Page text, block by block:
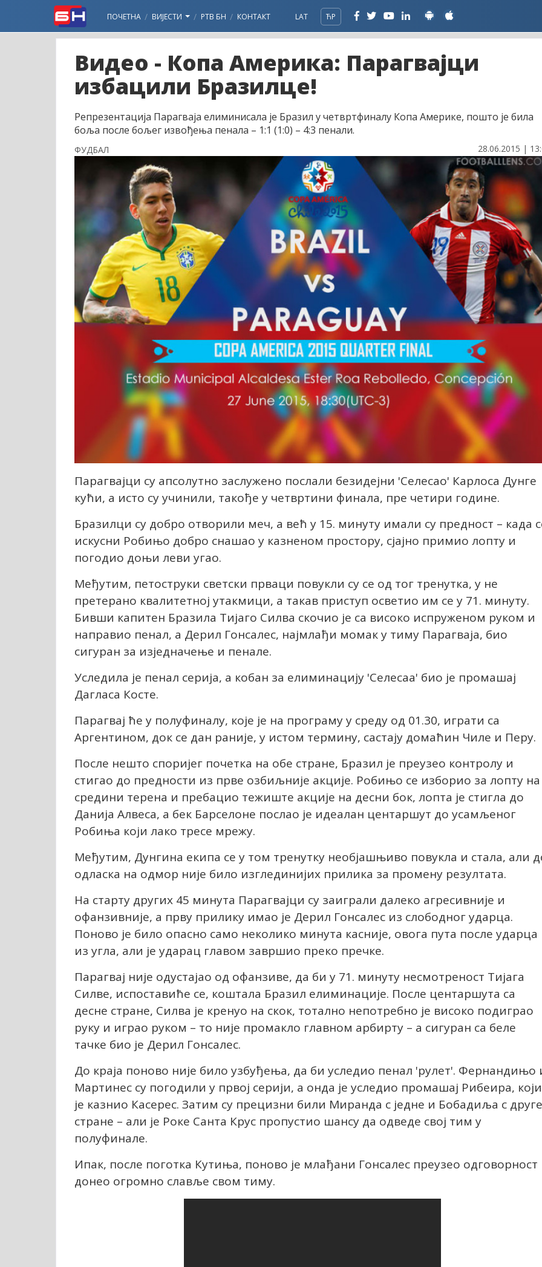
ПОЧЕТНА ВИЈЕСТИ РТВ БН КОНТАКТ LAT ЋР
Видео - Копа Америка: Парагвајци
избацили Бразилце!
Репрезентација Парагваја елиминисала је Бразил у четвртфиналу Копа Америке, пошто је била
боља после бољег извођења пенала – 1:1 (1:0) – 4:3 пенали.
ФУДБАЛ 28.06.2015 |
Парагвајци су апсолутно заслужено послали безидејни 'Селесао' Карлоса Дунге
кући, а исто су учинили, такође у четвртини финала, пре четири године.
Бразилци су добро отворили меч, а већ у 15. минуту имали су предност – када
искусни Робињо добро снашао у казненом простору, сјајно примио лопту и
погодио доњи леви угао.
Међутим, петоструки светски прваци повукли су се од тог тренутка, у не
претерано квалитетној утакмици, а такав приступ осветио им се у 71. минуту.
Бивши капитен Бразила Тијаго Силва скочио је са високо испруженом руком и
направио пенал, а Дерил Гонсалес, најмлађи момак у тиму Парагваја, био
сигуран за изједначење и пенале.
Уследила је пенал серија, а кобан за елиминацију 'Селесаа' био је промашај
Дагласа Косте.
Парагвај ће у полуфиналу, које је на програму у среду од 01.30, играти са
Аргентином, док се дан раније, у истом термину, састају домаћин Чиле и Перу.
После нешто споријег почетка на обе стране, Бразил је преузео контролу и
стигао до предности из прве озбиљније акције. Робињо се изборио за лопту на
средини терена и пребацио тежиште акције на десни бок, лопта је стигла до
Данија Алвеса, а бек Барселоне послао је идеалан центаршут до усамљеног
Робиња који лако тресе мрежу.
Међутим, Дунгина екипа се у том тренутку необјашњиво повукла и стала, али
одласка на одмор није било изглединијих прилика за промену резултата.
На старту других 45 минута Парагвајци су заиграли далеко агресивније и
офанзивније, а прву прилику имао је Дерил Гонсалес из слободног ударца.
Поново је било опасно само неколико минута касније, овога пута после ударца
из угла, али је ударац главом завршио преко пречке.
Парагвај није одустајао од офанзиве, да би у 71. минуту несмотреност Тијага
Силве, испоставиће се, коштала Бразил елиминације. После центаршута са
десне стране, Силва је кренуо на скок, тотално непотребно је високо подиграо
руку и играо руком – то није промакло главном арбирту – а сигуран са беле
тачке био је Дерил Гонсалес.
До краја поново није било узбуђења, да би уследио пенал 'рулет'. Фернандињо
Мартинес су погодили у првој серији, а онда је уследио промашај Рибеира, који
је казнио Касерес. Затим су прецизни били Миранда с једне и Бобадиља с друге
стране – али је Роке Санта Крус пропустио шансу да одведе свој тим у
полуфинале.
Ипак, после поготка Кутиња, поново је млађани Гонсалес преузео одговорност
донео огромно славље свом тиму.